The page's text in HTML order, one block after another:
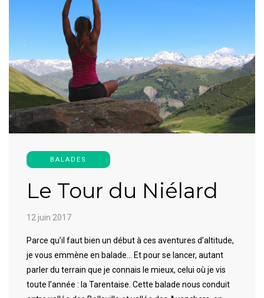
BALADES
Le Tour du Niélard
12 juin 2017
Parce qu’il faut bien un début à ces aventures d’altitude,
je vous emmène en balade… Et pour se lancer, autant
parler du terrain que je connais le mieux, celui où je vis
toute l’année : la Tarentaise. Cette balade nous conduit